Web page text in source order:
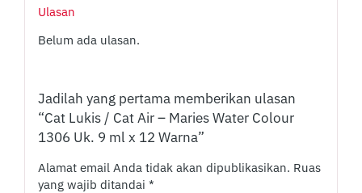
Ulasan
Belum ada ulasan.
Jadilah yang pertama memberikan ulasan
“Cat Lukis / Cat Air – Maries Water Colour
1306 Uk. 9 ml x 12 Warna”
Alamat email Anda tidak akan dipublikasikan. Ruas
yang wajib ditandai *